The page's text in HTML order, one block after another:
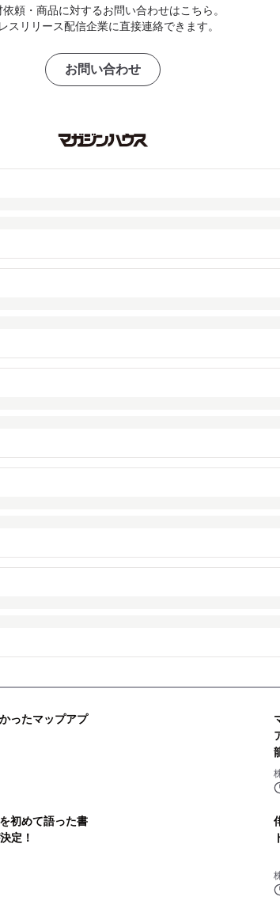
依頼・商品に対するお問い合わせはこちら。
スリリース配信企業に直接連絡できます。
お問い合わせ
ったマップアプ
初めて語った書
定！